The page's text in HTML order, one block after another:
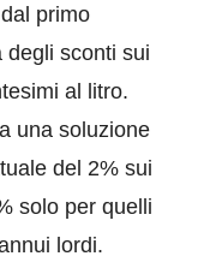
primo
degli sconti sui
al litro.
una soluzione
del 2% sui
solo per quelli
lordi.